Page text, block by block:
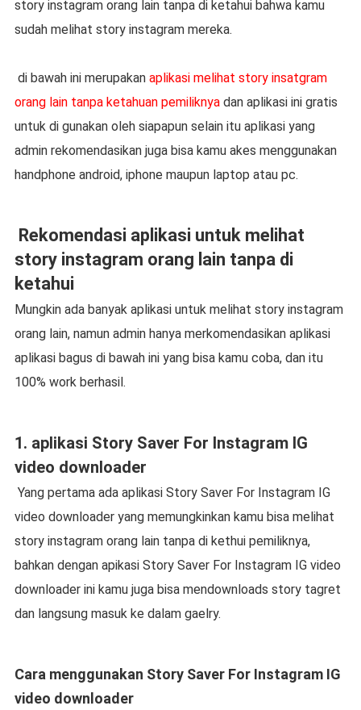
story instagram orang lain tanpa di ketahui bahwa kamu
sudah melihat story instagram mereka.
di bawah ini merupakanaplikasi melihat story insatgram
orang lain tanpa ketahuan pemiliknyadan aplikasi ini gratis
untuk di gunakan oleh siapapun selain itu aplikasi yang
admin rekomendasikan juga bisa kamu akes menggunakan
handphone android, iphone maupun laptop atau pc.
Rekomendasi aplikasi untuk melihat
story instagram orang lain tanpa di
ketahui
Mungkin ada banyak aplikasi untuk melihat story instagram
orang lain, namun admin hanya merkomendasikan aplikasi
aplikasi bagus di bawah ini yang bisa kamu coba, dan itu
100% work berhasil.
1. aplikasi Story Saver For Instagram IG
video downloader
Yang pertama ada aplikasi Story Saver For Instagram IG
video downloader yang memungkinkan kamu bisa melihat
story instagram orang lain tanpa di kethui pemiliknya,
bahkan dengan apikasi Story Saver For Instagram IG video
downloader ini kamu juga bisa mendownloads story tagret
dan langsung masuk ke dalam gaelry.
Cara menggunakan Story Saver For Instagram IG
video downloader